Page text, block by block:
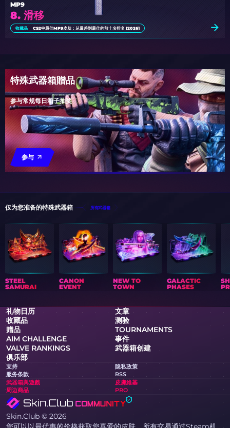
8. 滑移
MP9
收藏品 CS2中最佳MP9皮肤：从最差到最佳的前十名排名 [2026]
特殊武器箱贈品
参与常规每日箱子抽奖
参与
仅为您准备的特殊武器箱 所有武器箱
STEEL
SAMURAI
CANON
EVENT
NEW TO
TOWN
GALACTIC
PHASES
礼物日历
文章
收藏品
测验
赠品
TOURNAMENTS
AIM CHALLENGE
事件
VALVE RANKINGS
武器箱创建
俱乐部
支持
隐私政策
服务条款
RSS
武器箱與遊戲
皮膚維基
周边商品
PRO
Skin.Club © 2026